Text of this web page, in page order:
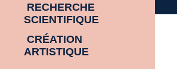
RECHERCHE
SCIENTIFIQUE
CRÉATION
ARTISTIQUE